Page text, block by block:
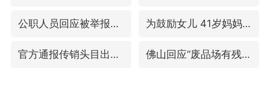
公职人员回应被举报在学校开餐厅超市 为鼓励女儿 41岁妈妈考上985研究生
官方通报传销头目出狱办书院 佛山回应“废品场有残障务工人员”